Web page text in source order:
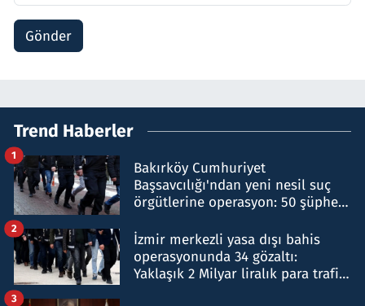
Gönder
Trend Haberler
Bakırköy Cumhuriyet
Başsavcılığı'ndan yeni nesil suç
örgütlerine operasyon: 50 şüpheli
1
İzmir merkezli yasa dışı bahis
operasyonunda 34 gözaltı:
Yaklaşık 2 Milyar liralık para trafiği
2
3